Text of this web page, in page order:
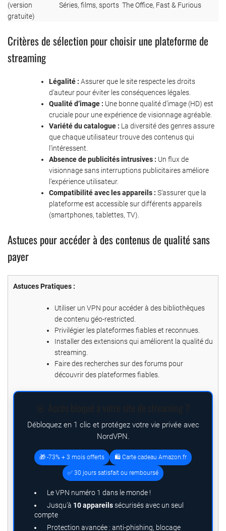
(version
gratuite)
Séries, films, sports The Office, Fast & Furious
Critères de sélection pour choisir une plateforme de
streaming
Légalité : Assurer que le site respecte les droits
d’auteur pour éviter les conséquences légales.
Qualité d’image : Une bonne qualité d’image (HD) est
cruciale pour une expérience de visionnage agréable.
Variété du catalogue : La diversité des genres assure
que chaque utilisateur trouve des contenus qui
l’intéressent.
Absence de publicités intrusives : Un flux de
visionnage sans interruptions publicitaires améliore
l’expérience utilisateur.
Compatibilité avec les appareils : S’assurer que la
plateforme est accessible sur différents appareils
(smartphones, tablettes, TV).
Astuces pour accéder à des contenus de qualité sans
payer
Astuces Pratiques :
Utiliser un VPN pour accéder à des bibliothèques
de contenu géo-restricted.
Privilégier les plateformes fiables et reconnues.
Installer des extensions qui améliorent la qualité du
streaming.
Faire des recherches sur des forums pour
découvrir des plateformes fiables.
Débloquez en 1 clic et protégez votre vie privée avec
NordVPN.
🎁 -73% + 3 mois offerts 🛍️ Carte cadeau Amazon.fr
✅ 30 jours satisfait ou remboursé
Le VPN numéro 1 dans le monde !
Jusqu’à 10 appareilssécurisés avec un seul
compte
Protection avancée : anti-phishing, blocage